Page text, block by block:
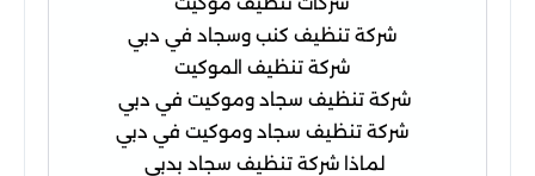
شركة تنظيف كنب وسجاد في دبي
شركة تنظيف الموكيت
شركة تنظيف سجاد وموكيت في دبي
شركة تنظيف سجاد وموكيت في دبي
لماذا شركة تنظيف سجاد بدبي